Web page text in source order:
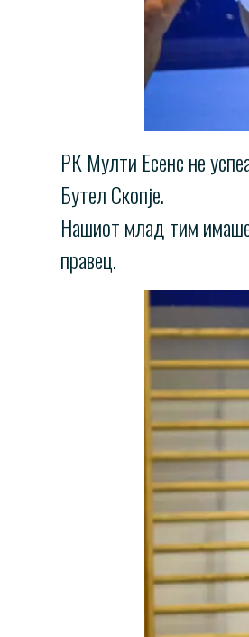
РК Мулти Есенс не
Бутел Скопје.
Нашиот млад тим
правец.